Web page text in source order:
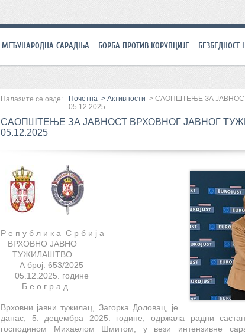
МЕЂУНАРОДНА САРАДЊА БОРБА ПРОТИВ КОРУПЦИЈЕ БЕЗБЕДНОСТ
Налазите се овде: Почетна > Активности > САОПШТЕЊЕ ЗА
05.12.2025
САОПШТЕЊЕ ЗА ЈАВНОСТ ВРХОВНОГ ЈАВНОГ
05.12.2025
Р е п у б л и к а С р б и ј а
ВРХОВНО ЈАВНО
ТУЖИЛАШТВО
А број: 653/2025
05.12. 2025. године
Б е о г р а д
Врховни јавни тужилац, Загорка Доловац, је
данас
5. децембра 2025. године, одржала радни
господином Михаелом Шмитом, у вези интензивне